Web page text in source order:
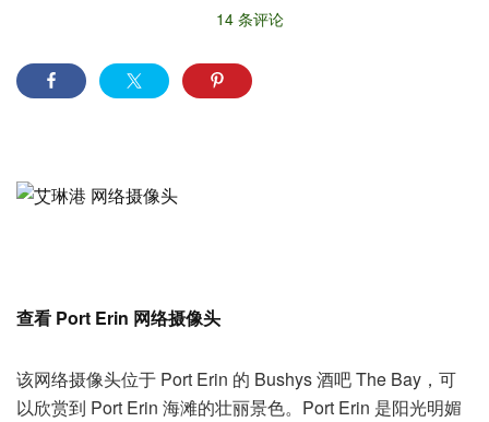
14 条评论
查看 Port Erin 网络摄像头
该网络摄像头位于 Port Erin 的 Bushys 酒吧 The Bay，可
以欣赏到 Port Erin 海滩的壮丽景色。Port Erin 是阳光明媚